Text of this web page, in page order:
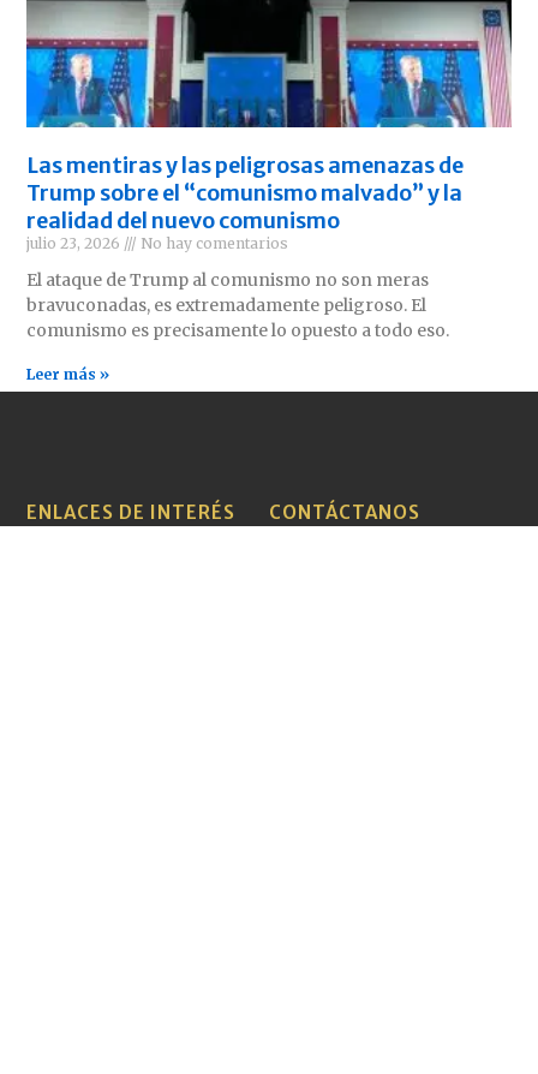
Las mentiras y las peligrosas amenazas de
Trump sobre el “comunismo malvado” y la
realidad del nuevo comunismo
julio 23, 2026 No hay comentarios
El ataque de Trump al comunismo no son meras
bravuconadas, es extremadamente peligroso. El
comunismo es precisamente lo opuesto a todo eso.
Leer más »
ENLACES DE INTERÉS CONTÁCTANOS